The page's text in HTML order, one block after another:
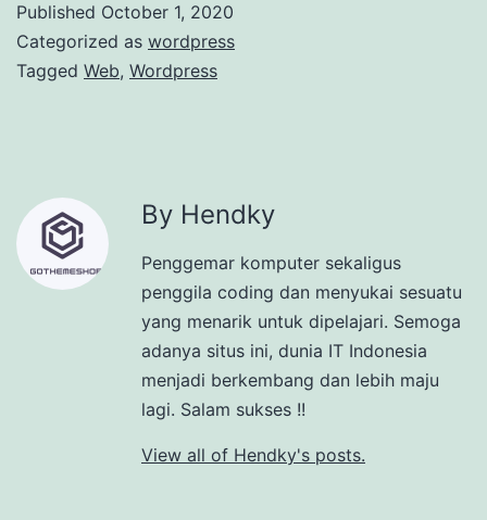
Published October 1, 2020
Categorized as wordpress
Tagged Web, Wordpress
By Hendky
Penggemar komputer sekaligus
penggila coding dan menyukai sesuatu
yang menarik untuk dipelajari. Semoga
adanya situs ini, dunia IT Indonesia
menjadi berkembang dan lebih maju
lagi. Salam sukses !!
View all of Hendky's posts.